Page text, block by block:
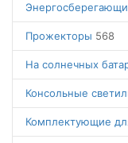
Прожекторы 568
На солнечных
Консольные
Комплектующие